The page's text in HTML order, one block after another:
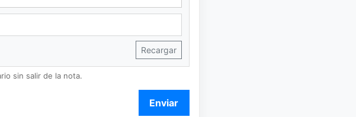
Recargar
sin salir de la nota.
Enviar